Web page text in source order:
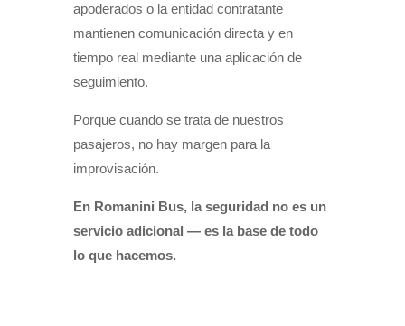
apoderados o la entidad contratante
mantienen comunicación directa y en
tiempo real mediante una aplicación de
seguimiento.
Porque cuando se trata de nuestros
pasajeros, no hay margen para la
improvisación.
En Romanini Bus, la seguridad no es un
servicio adicional — es la base de todo
lo que hacemos.